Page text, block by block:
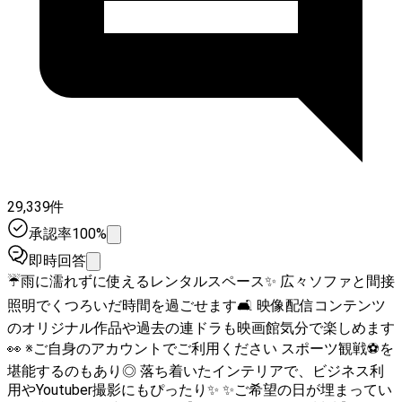
29,339件
承認率100%
即時回答
☔雨に濡れずに使えるレンタルスペース✨ 広々ソファと間接
照明でくつろいだ時間を過ごせます🛋️ 映像配信コンテンツ
のオリジナル作品や過去の連ドラも映画館気分で楽しめます
👀 ※ご自身のアカウントでご利用ください スポーツ観戦⚽を
堪能するのもあり◎ 落ち着いたインテリアで、ビジネス利
用やYoutuber撮影にもぴったり✨ ✨️ご希望の日が埋まってい